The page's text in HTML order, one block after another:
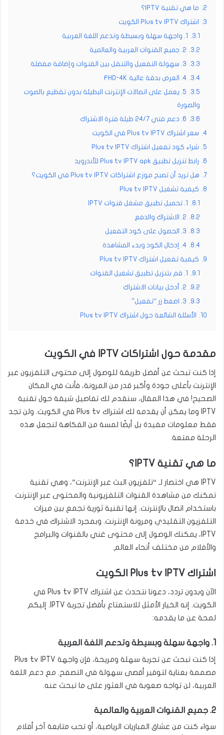
2.
ما هي تقنية IPTV؟
3.
اشتراك Plus tv IPTV الكويت
3.1.
3.2.
2. جميع القنوات العربية والعالمية
3.3.
3. سهولة التفعيل والتنقل بين القنوات وإضافة مفضلة
3.4.
4. العرض بدقة عالية FHD-4K
3.5.
5. يعمل على اتصالات الإنترنت البطيئة بدون تقطيع بالصوت
والصورة
3.6.
6. دعم فني 24/7 طيلة فترة الاشتراك
4.
سعر اشتراك Plus tv IPTV في الكويت
5.
شراء كود تفعيل اشتراك Plus tv IPTV
6.
رابط تنزيل تطبيق Plus tv IPTV apk للأندرويد
7.
هل تريد أن تصبح موزع اشتراكات Plus tv IPTV في الكويت؟
8.
كيفية تشغيل Plus tv IPTV
8.1.
8.2.
2. الاشتراك والدفع
8.3.
3. الحصول على كود التفعيل
8.4.
4. إدخال الكود وبدء المشاهدة
9.
كيفية تفعيل اشتراك Plus tv IPTV
9.1.
9.2.
2. أدخل بيانات الاشتراك
9.3.
3. اضغط زر “تفعيل”
10.
الأسئلة الشائعة حول اشتراك Plus tv IPTV
مقدمة حول اشتراكات IPTV في الكويت
إذا كنت تبحث عن أفضل طريقة للوصول إلى محتوى التلفزيون عبر
الإنترنت بأعلى جودة وأكبر قدر من المرونة، فأنت في المكان
الصحيح! في هذا المقال، سنقدم لك تفاصيل شيقة حول تقنية
IPTV وما يمكن أن يقدمه لك اشتراك Plus tv في الكويت. ولن تجد
فقط معلومات مفيدة بل أيضًا لمسة من الفكاهة لنجعل هذه
الرحلة ممتعة.
ما هي تقنية IPTV؟
IPTV هي اختصار لـ “تلفزيون البث عبر الإنترنت”، وهي تقنية
تمكنك من مشاهدة القنوات التلفزيونية والمحتوى عبر الإنترنت
باستخدام اتصال بالإنترنت. إنها تقنية ثورية تجمع بين ميزات
التلفزيون التقليدي ومرونة الإنترنت. وبمجرد الاشتراك في خدمة
IPTV، يمكنك الوصول إلى محتوى غني بالقنوات والبرامج
والأفلام من مختلف أنحاء العالم.
اشتراك Plus tv IPTV الكويت
الآن وبدون تردد، دعونا نتحدث عن اشتراك Plus tv IPTV في
الكويت. إنه الخيار الأمثل للاستمتاع بأفضل تجربة IPTV. إليكم
لمحة عن ما يقدمه:
1. واجهة سهلة وبسيطة وتدعم اللغة العربية
إذا كنت تبحث عن تجربة سهلة ومريحة، فإن واجهة Plus tv IPTV
مصممة بعناية لتوفير أقصى سهولة في التصفح. مع دعم اللغة
العربية، لن تواجه صعوبة في العثور على ما تبحث عنه.
2. جميع القنوات العربية والعالمية
سواء كنت من عشاق المباريات الرياضية، أو تحب متابعة آخر أفلام